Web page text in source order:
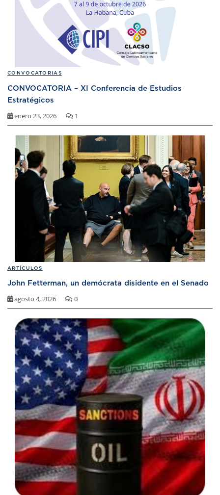
CONVOCATORIAS
CONVOCATORIA – XI Conferencia de Estudios
Estratégicos
enero 23, 2026 1
ARTÍCULOS
John Fetterman, un demócrata disidente en el Senado
agosto 4, 2026 0